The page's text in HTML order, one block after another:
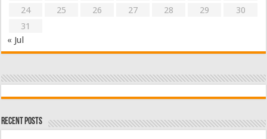
24
25 26 27 28 29
30
31
« Jul
Recent Posts